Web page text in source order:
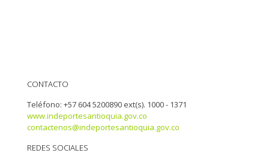
CONTACTO
Teléfono: +57 604 5200890 ext(s). 1000 - 1371
www.indeportesantioquia.gov.co
contactenos@indeportesantioquia.gov.co
REDES SOCIALES